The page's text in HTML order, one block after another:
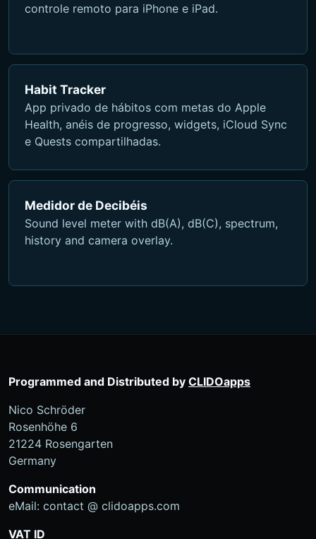
controle remoto para iPhone e iPad.
Habit Tracker
App privado de hábitos com metas do Apple
Health, anéis de progresso, widgets, iCloud Sync
e Quests compartilhadas.
Medidor de Decibéis
Sound level meter with dB(A), dB(C), spectrum,
history and camera overlay.
Programmed and Distributed by CLIDOapps
Nico Schröder
Rosenhöhe 6
21224 Rosengarten
Germany
Communication
eMail: contact @ clidoapps.com
VAT ID